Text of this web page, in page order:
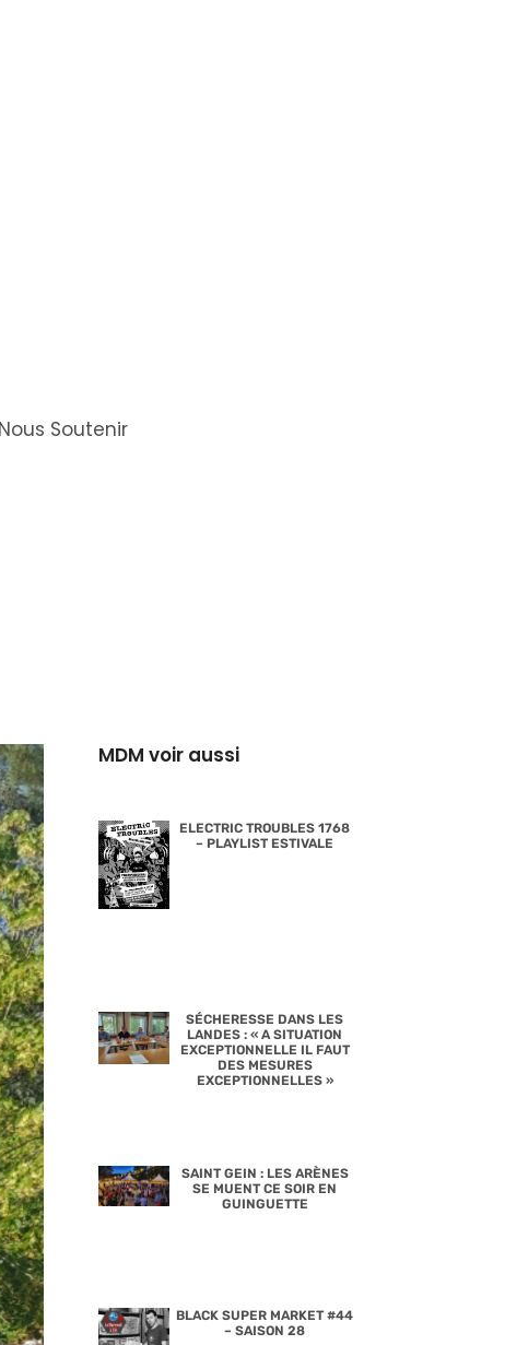
Nous Soutenir
MDM voir aussi
ELECTRIC TROUBLES 1768
– PLAYLIST ESTIVALE
SÉCHERESSE DANS LES
LANDES : « A SITUATION
EXCEPTIONNELLE IL FAUT
DES MESURES
EXCEPTIONNELLES »
SAINT GEIN : LES ARÈNES
SE MUENT CE SOIR EN
GUINGUETTE
BLACK SUPER MARKET #44
– SAISON 28